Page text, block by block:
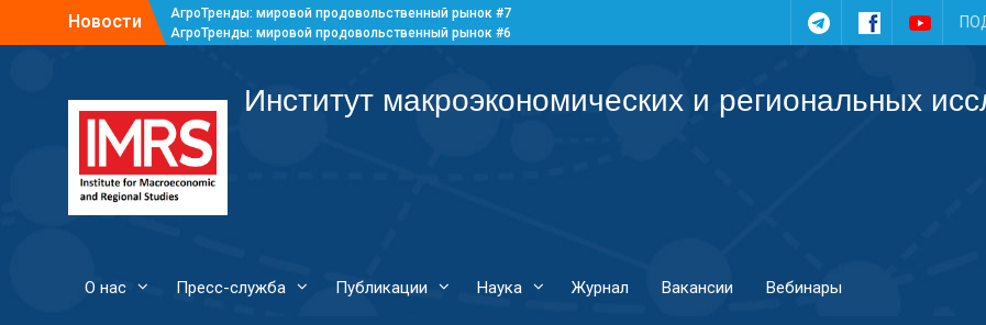
Новости
АгроТренды: мировой продовольственный рынок #7
АгроТренды: мировой продовольственный рынок #6
TelegramFacebook
Институт макроэкономических и региональных
О нас Пресс-служба Публикации Наука Журнал Вакансии Вебинары